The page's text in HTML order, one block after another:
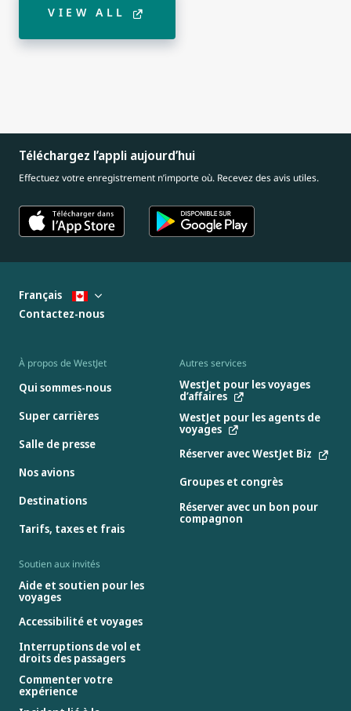
VIEW ALL
Téléchargez l’appli aujourd’hui
Effectuez votre enregistrement n’importe où. Recevez des avis utiles.
À propos de WestJet
Qui sommes-nous
Super carrières
Salle de presse
Nos avions
Destinations
Tarifs, taxes et frais
Autres services
WestJet pour les voyages
d’affaires
WestJet pour les agents de
voyages
Réserver avec WestJet Biz
Groupes et congrès
Réserver avec un bon pour
compagnon
Soutien aux invités
Aide et soutien pour les
voyages
Accessibilité et voyages
Interruptions de vol et
droits des passagers
Commenter votre
expérience
Français
Contactez-nous